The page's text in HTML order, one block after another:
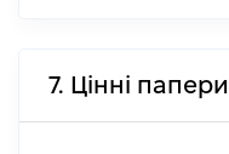
7. Цінні папери